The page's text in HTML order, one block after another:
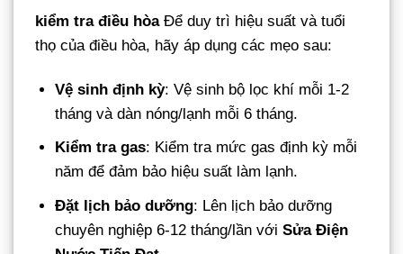
kiểm tra điều hòaĐể duy trì hiệu suất và tuổi
thọ của điều hòa, hãy áp dụng các mẹo sau:
Vệ sinh định kỳ: Vệ sinh bộ lọc khí mỗi 1-2
tháng và dàn nóng/lạnh mỗi 6 tháng.
Kiểm tra gas: Kiểm tra mức gas định kỳ mỗi
năm để đảm bảo hiệu suất làm lạnh.
Đặt lịch bảo dưỡng: Lên lịch bảo dưỡng
chuyên nghiệp 6-12 tháng/lần vớiSửa Điện